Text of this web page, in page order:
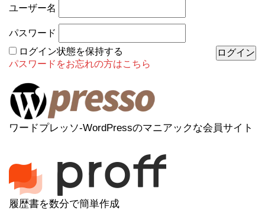
ユーザー名
パスワード
ログイン状態を保持する
パスワードをお忘れの方はこちら
ワードプレッソ-WordPressのマニアックな会員サイト
履歴書を数分で簡単作成